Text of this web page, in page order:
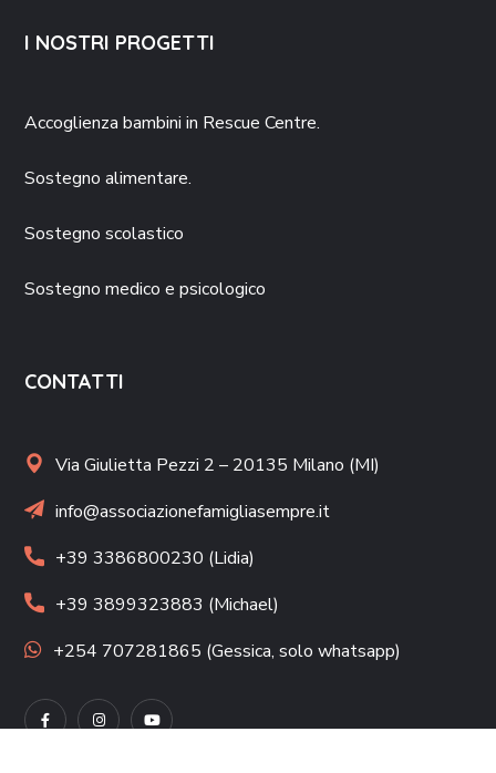
I NOSTRI PROGETTI
Accoglienza bambini in Rescue Centre.
Sostegno alimentare.
Sostegno scolastico
Sostegno medico e psicologico
CONTATTI
Via Giulietta Pezzi 2 – 20135 Milano (MI)
info@associazionefamigliasempre.it
+39 3386800230 (Lidia)
+39 3899323883 (Michael)
+254 707281865 (Gessica, solo whatsapp)